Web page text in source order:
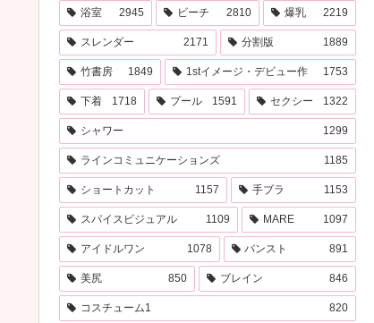
浴室 2945 ビーチ 2810 爆乳 2219
スレンダー 2171 分割版 1889
竹書房 1849 1stイメージ・デビュー作 1753
下着 1718 プール 1591 セクシー 1322
シャワー 1299
ラインコミュニケーションズ 1185
ショートカット 1157 手ブラ 1153
スパイスビジュアル 1109 MARE 1097
アイドルワン 1078 パンスト 891
美尻 850 ブレイン 846
コスチューム1 820